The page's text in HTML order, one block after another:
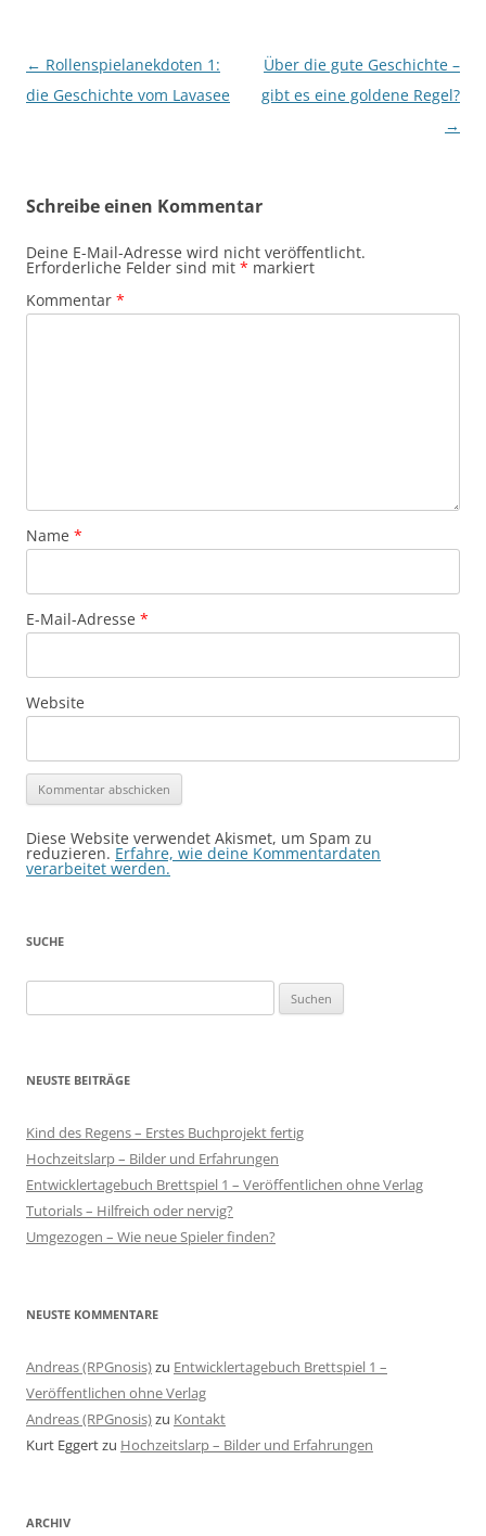
Beitragsnavigation
← Rollenspielanekdoten 1:
die Geschichte vom Lavasee
Über die gute Geschichte –
gibt es eine goldene Regel?
→
Schreibe einen Kommentar
Deine E-Mail-Adresse wird nicht veröffentlicht.
Erforderliche Felder sind mit * markiert
Kommentar *
Name *
E-Mail-Adresse *
Website
Diese Website verwendet Akismet, um Spam zu
reduzieren. Erfahre, wie deine Kommentardaten
verarbeitet werden.
SUCHE
nach:
NEUSTE BEITRÄGE
Kind des Regens – Erstes Buchprojekt fertig
Hochzeitslarp – Bilder und Erfahrungen
Entwicklertagebuch Brettspiel 1 – Veröffentlichen ohne Verlag
Tutorials – Hilfreich oder nervig?
Umgezogen – Wie neue Spieler finden?
NEUSTE KOMMENTARE
Andreas (RPGnosis)zu Entwicklertagebuch Brettspiel 1 –
Veröffentlichen ohne Verlag
Andreas (RPGnosis)zu Kontakt
Kurt Eggertzu Hochzeitslarp – Bilder und Erfahrungen
ARCHIV